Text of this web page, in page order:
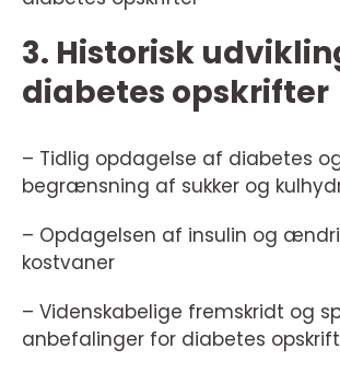
3. Historisk
diabetes opskrifter
– Tidlig opdagelse af diabetes
begrænsning af sukker og
– Opdagelsen af insulin og
kostvaner
– Videnskabelige fremskridt og
anbefalinger for diabetes